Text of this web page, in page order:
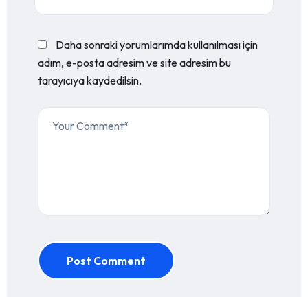
Daha sonraki yorumlarımda kullanılması için
adım, e-posta adresim ve site adresim bu
tarayıcıya kaydedilsin.
Post Comment